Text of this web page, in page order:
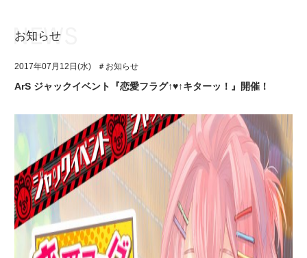
アプリゲーム
イベント・キャンペーン
ミュージック
グッズ・本
ギャラリー
ユニット&キャラクター
アプリゲーム
イベント・キャンペーン
ミュージック
グッズ・本
お知らせ
2017年07月12日(水) ＃お知らせ
ArS ジャックイベント『恋愛フラグ↑♥↑キターッ！』開催！